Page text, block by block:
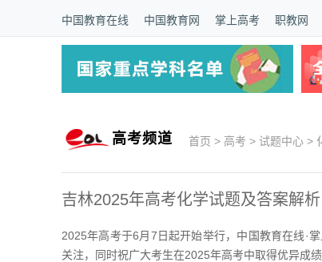
中国教育在线 中国教育网 掌上高考 职教网
高考频道 首页 > 高考 >试题中心 >
吉林2025年高考化学试题及答案解析
2025年高考于6月7日起开始举行，中国教育在线·
关注，同时祝广大考生在2025年高考中取得优异成